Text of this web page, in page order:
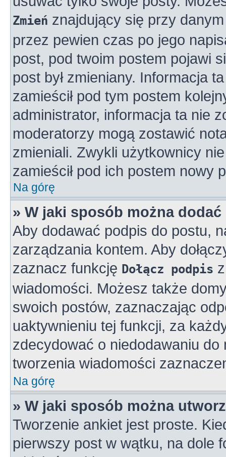
Zmień znajdujący się przy
przez pewien czas po jego
post, pod twoim postem pojawi
post był zmieniany. Informacja
zamieścił pod tym postem
administrator, informacja ta nie
moderatorzy mogą zostawić
zmieniali. Zwykli użytkownicy
zamieścił pod ich postem nowy
Na górę
» W jaki sposób można
Aby dodawać podpis do postu,
zarządzania kontem. Aby
zaznacz funkcję Dołącz podpis
wiadomości. Możesz także
swoich postów, zaznaczając
uaktywnieniu tej funkcji, za
zdecydować o niedodawaniu
tworzenia wiadomości
Na górę
» W jaki sposób można
Tworzenie ankiet jest proste.
pierwszy post w wątku, na dole